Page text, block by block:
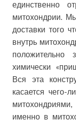
единственно
митохондрии.
доставки того
внутрь
положительно
химически
Вся эта
касается чего-
именно в